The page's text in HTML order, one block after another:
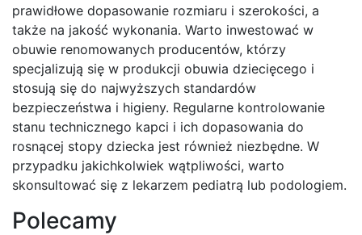
prawidłowe dopasowanie rozmiaru i szerokości, a
także na jakość wykonania. Warto inwestować w
obuwie renomowanych producentów, którzy
specjalizują się w produkcji obuwia dziecięcego i
stosują się do najwyższych standardów
bezpieczeństwa i higieny. Regularne kontrolowanie
stanu technicznego kapci i ich dopasowania do
rosnącej stopy dziecka jest również niezbędne. W
przypadku jakichkolwiek wątpliwości, warto
skonsultować się z lekarzem pediatrą lub podologiem.
Polecamy